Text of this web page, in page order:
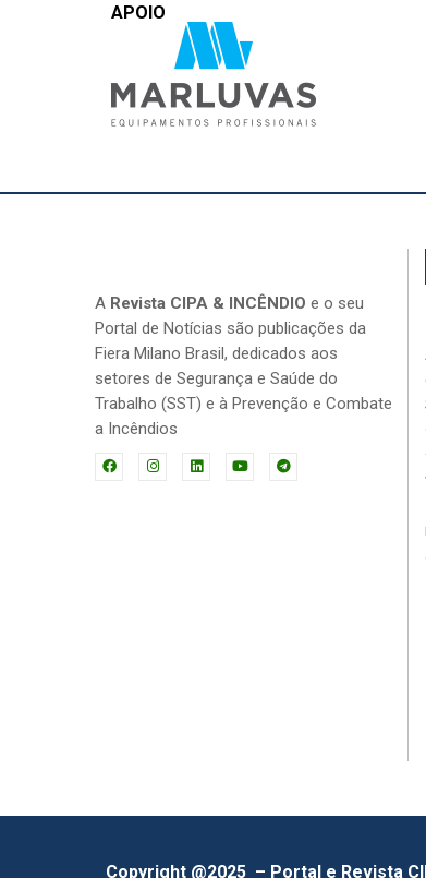
APOIO
A Revista CIPA & INCÊNDIO e o seu
Portal de Notícias são publicações da
Fiera Milano Brasil, dedicados aos
setores de Segurança e Saúde do
Trabalho (SST) e à Prevenção e Combate
a Incêndios
Copyright @2025 – Portal e Revista